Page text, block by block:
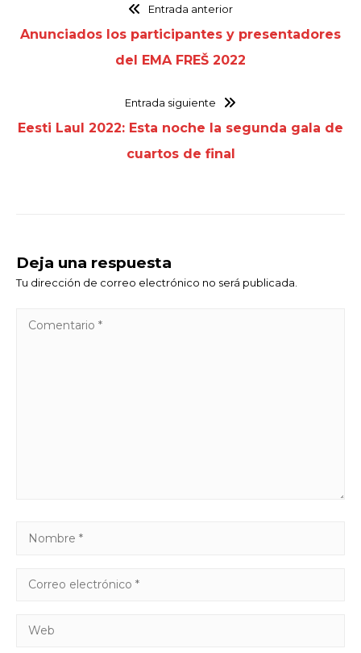
Entrada anterior
Anunciados los participantes y presentadores
del EMA FREŠ 2022
Entrada siguiente
Eesti Laul 2022: Esta noche la segunda gala de
cuartos de final
Deja una respuesta
Tu dirección de correo electrónico no será publicada.